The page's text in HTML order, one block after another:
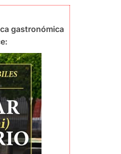
gastronómica